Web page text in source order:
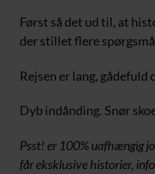
Først så det ud til, at
der stillet flere
Rejsen er lang,
Dyb indånding. Snør
Psst! er 100% uafhængig
får eksklusive historier,